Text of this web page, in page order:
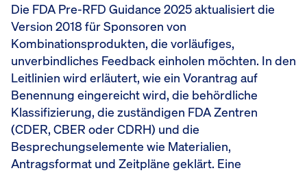
Die FDA Pre-RFD Guidance 2025 aktualisiert die
Version 2018 für Sponsoren von
Kombinationsprodukten, die vorläufiges,
unverbindliches Feedback einholen möchten. In den
Leitlinien wird erläutert, wie ein Vorantrag auf
Benennung eingereicht wird, die behördliche
Klassifizierung, die zuständigen FDA Zentren
(CDER, CBER oder CDRH) und die
Besprechungselemente wie Materialien,
Antragsformat und Zeitpläne geklärt. Eine